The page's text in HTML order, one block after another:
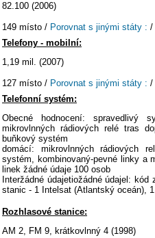
82.100 (2006)
149 místo / Porovnat s jinými státy : /
Telefony - mobilní:
1,19 mil. (2007)
127 místo / Porovnat s jinými státy : /
Telefonní systém:
Obecné hodnocení: spravedlivý
mikrovlnných rádiových relé tras
buňkový systém
domácí: mikrovlnných rádiových
systém, kombinovaný-pevné linky a
linek žádné údaje 100 osob
Interžádné údajetiožádné údajel:
stanic - 1 Intelsat (Atlantský oceán),
Rozhlasové stanice:
AM 2, FM 9, krátkovlnný 4 (1998)